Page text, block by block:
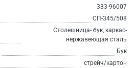
333-96007
СП-345/508
Столешница- бук, каркас-
нержавеющая сталь
Бук
стрейч/картон